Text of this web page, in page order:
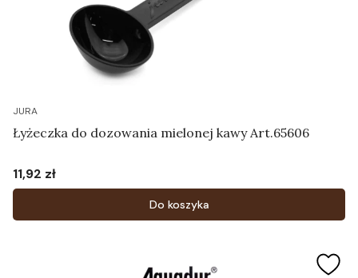
JURA
Łyżeczka do dozowania mielonej kawy Art.65606
Cena
11,92 zł
Do koszyka